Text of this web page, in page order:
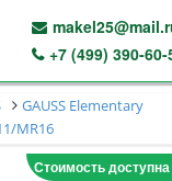
+7 (499) 390-60-
GAUSS Elementary
MR16
Стоимость